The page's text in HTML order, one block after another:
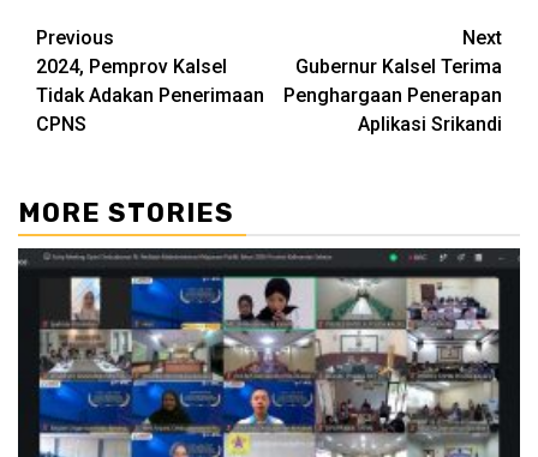
Continue
Reading
Previous
2024, Pemprov Kalsel
Tidak Adakan Penerimaan
CPNS
Next
Gubernur Kalsel Terima
Penghargaan Penerapan
Aplikasi Srikandi
MORE STORIES